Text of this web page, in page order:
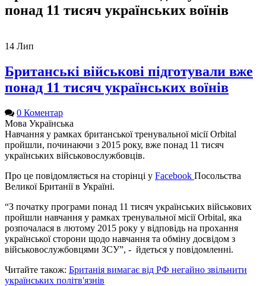
понад 11 тисяч українських воїнів
14 Лип
Британські військові підготували вже
понад 11 тисяч українських воїнів
0 Коментар
Мова Українська
Навчання у рамках британської тренувальної місії Orbital
пройшли, починаючи з 2015 року, вже понад 11 тисяч
українських військовослужбовців.
Про це повідомляється на сторінці у Facebook Посольства
Великої Британії в Україні.
“З початку програми понад 11 тисяч українських військових
пройшли навчання у рамках тренувальної місії Orbital, яка
розпочалася в лютому 2015 року у відповідь на прохання
української сторони щодо навчання та обміну досвідом з
військовослужбовцями ЗСУ”, - йдеться у повідомленні.
Читайте також: Британія вимагає від РФ негайно звільнити
українських політв'язнів